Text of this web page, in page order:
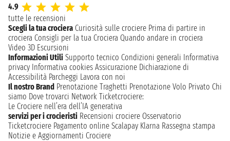
4.9
tutte le recensioni
Scegli la tua crociera Curiosità sulle crociere Prima di partire in
crociera Consigli per la tua Crociera Quando andare in crociera
Video 3D Escursioni
Informazioni Utili Supporto tecnico Condizioni generali Informativa
privacy Informativa cookies Assicurazione Dichiarazione di
Accessibilità Parcheggi Lavora con noi
Il nostro Brand Prenotazione Traghetti Prenotazione Volo Privato Chi
siamo Dove trovarci Network Ticketcrociere:
Le Crociere nell’era dell’IA generativa
servizi per i crocieristi Recensioni crociere Osservatorio
Ticketcrociere Pagamento online Scalapay Klarna Rassegna stampa
Notizie e Aggiornamenti Crociere